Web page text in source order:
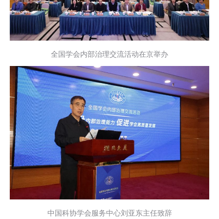
全国学会内部治理交流活动在京举办
中国科协学会服务中心刘亚东主任致辞